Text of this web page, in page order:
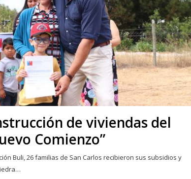
de viviendas del
Comienzo”
Buli, 26 familias de San Carlos recibieron sus subsidios y